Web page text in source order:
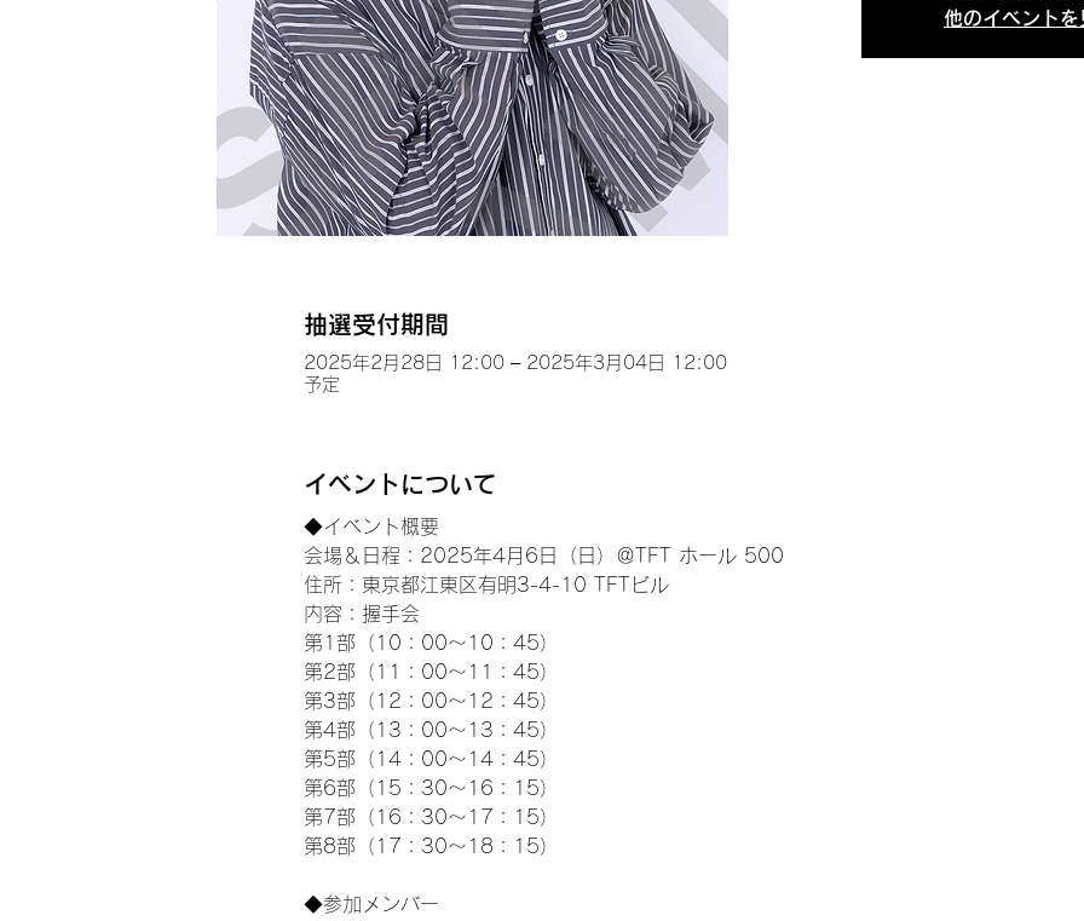
他のイベントを
抽選受付期間
2025年2月28日 12:00 – 2025年3月04日 12:00
予定
イベントについて
◆イベント概要
会場＆日程：2025年4月6日（日）＠TFT ホール 500
住所：東京都江東区有明3-4-10 TFTビル
内容：握手会
第1部（10：00～10：45）
第2部（11：00～11：45）
第3部（12：00～12：45）
第4部（13：00～13：45）
第5部（14：00～14：45）
第6部（15：30～16：15）
第7部（16：30～17：15）
第8部（17：30～18：15）
◆参加メンバー